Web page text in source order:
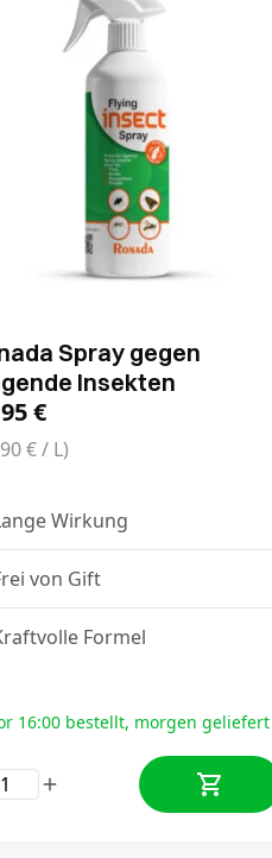
Spray gegen
Insekten
€
€ / L)
Wirkung
von Gift
Formel
16:00 bestellt, morgen geliefert